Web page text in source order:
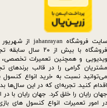
فروشگاه با بیش از
ویدیویی و همچنین تعمیرات
مشتریان گرامی را در قالب برندهای
می‌توانید نسبت به خرید انواع
اقدام کنید. تجربه‌ای که در این سال‌ها
جهان رایان را خلق کرد. جهان رایان با